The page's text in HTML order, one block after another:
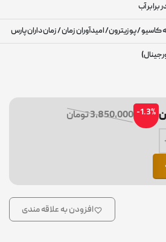
آب
- 3,850,000 تومان
افزودن به علاقه مندی